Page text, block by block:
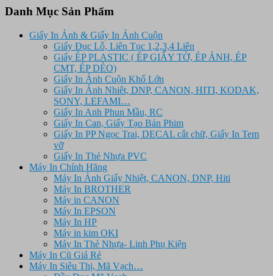
6.500.000 ₫.
Danh Mục Sản Phẩm
Giấy In Ảnh & Giấy In Ảnh Cuộn
Giấy Đục Lỗ, Liên Tục 1,2,3,4 Liên
Giấy ÉP PLASTIC ( ÉP GIẤY TỜ, ÉP ẢNH, ÉP
CMT, ÉP DẺO)
Giấy In Ảnh Cuộn Khổ Lớn
Giấy In Ảnh Nhiêt, DNP, CANON, HITI, KODAK,
SONY, LEFAMI…
Giấy In Anh Phun Mầu, RC
Giấy In Can, Giấy Tạo Bản Phim
Giấy In PP Ngọc Trai, DECAL cắt chữ, Giấy In Tem
vỡ
Giấy In Thẻ Nhựa PVC
Máy In Chính Hãng
Máy In Ảnh Giấy Nhiệt, CANON, DNP, Hiti
Máy In BROTHER
Máy in CANON
Máy In EPSON
Máy In HP
Máy in kim OKI
Máy In Thẻ Nhựa- Linh Phụ Kiện
Máy In Cũ Giá Rẻ
Máy In Siêu Thị, Mã Vạch…